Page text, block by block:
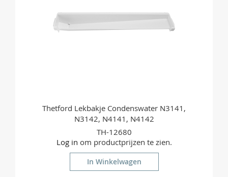
Thetford Lekbakje Condenswater N3141,
N3142, N4141, N4142
TH-12680
Log in om productprijzen te zien.
In Winkelwagen